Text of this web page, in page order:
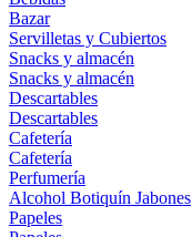
Bazar
Servilletas y Cubiertos
Snacks y almacén
Snacks y almacén
Descartables
Descartables
Cafetería
Cafetería
Perfumería
Alcohol Botiquín Jabones
Papeles